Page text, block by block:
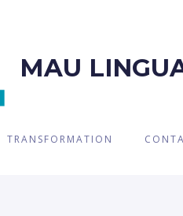
MAU
TRANSFORMATION